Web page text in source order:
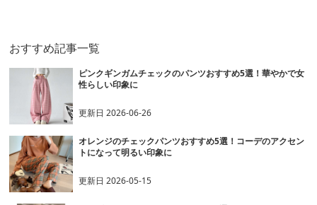
おすすめ記事一覧
ピンクギンガムチェックのパンツおすすめ5選！華やかで女
性らしい印象に
更新日2026-06-26
オレンジのチェックパンツおすすめ5選！コーデのアクセン
トになって明るい印象に
更新日2026-05-15